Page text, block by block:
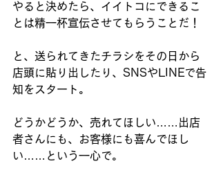
やると決めたら、イイトコにできるこ
とは精一杯宣伝させてもらうことだ！
と、送られてきたチラシをその日から
店頭に貼り出したり、SNSやLINEで告
知をスタート。
どうかどうか、売れてほしい……出店
者さんにも、お客様にも喜んでほし
い……という一心で。